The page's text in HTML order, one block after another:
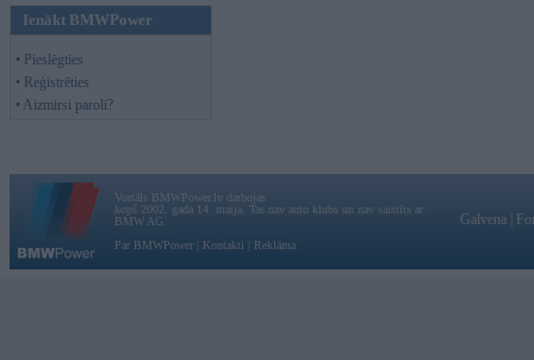
Ienākt BMWPower
• Pieslēgties
• Reģistrēties
• Aizmirsi paroli?
Vortāls BMWPower.lv darbojas
kopš 2002. gada 14. maija. Tas nav auto klubs un nav saistīts ar
BMW AG.
Par BMWPower
Kontakti Reklāma
Galvena